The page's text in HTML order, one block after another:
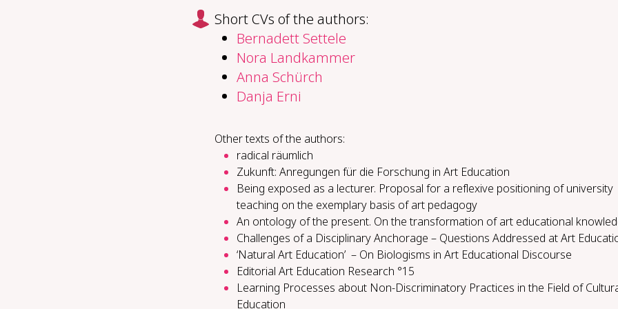
Short CVs of the authors:
Bernadett Settele
Nora Landkammer
Anna Schürch
Danja Erni
Other texts of the authors:
radical räumlich
Zukunft: Anregungen für die Forschung in Art Education
Being exposed as a lecturer. Proposal for a reflexive positioning of university
teaching on the exemplary basis of art pedagogy
An ontology of the present. On the transformation of art educational
Challenges of a Disciplinary Anchorage – Questions Addressed at Art
‘Natural Art Education’ – On Biologisms in Art Educational Discourse
Editorial Art Education Research °15
Learning Processes about Non-Discriminatory Practices in the Field of
Education